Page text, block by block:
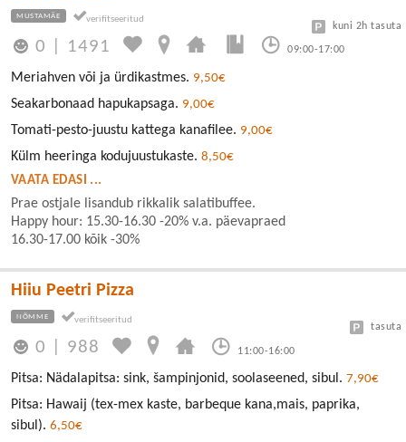
MUSTAMÄE
0 1491 09:00-17:00
kuni 2h tasuta
Meriahven või ja ürdikastmes. 9,50€
Seakarbonaad hapukapsaga. 9,00€
Tomati-pesto-juustu kattega kanafilee. 9,00€
Külm heeringa kodujuustukaste. 8,50€
VAATA EDASI ...
Prae ostjale lisandub rikkalik salatibuffee.
Happy hour: 15.30-16.30 -20% v.a. päevapraed
16.30-17.00 kõik -30%
Hiiu Peetri Pizza
NÕMME
0 988 11:00-16:00
tasuta
Pitsa: Nädalapitsa: sink, šampinjonid, soolaseened, sibul. 7,90€
Pitsa: Hawaij (tex-mex kaste, barbeque kana,mais, paprika,
sibul). 6,50€